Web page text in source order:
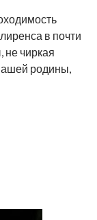
в почти
не чиркая
родины,